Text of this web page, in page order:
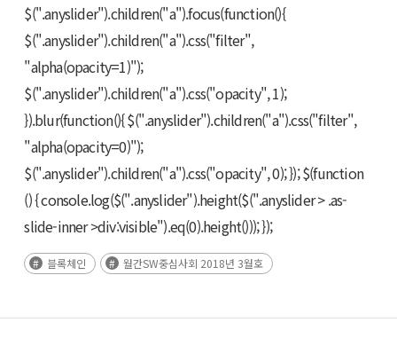
$(".anyslider").children("a").focus(function(){
$(".anyslider").children("a").css("filter",
"alpha(opacity=1)");
$(".anyslider").children("a").css("opacity", 1);
}).blur(function(){ $(".anyslider").children("a").css("filter",
"alpha(opacity=0)");
$(".anyslider").children("a").css("opacity", 0); }); $(function
() { console.log($(".anyslider").height($(".anyslider > .as-
slide-inner >div:visible").eq(0).height())); });
블록체인 월간SW중심사회 2018년 3월호